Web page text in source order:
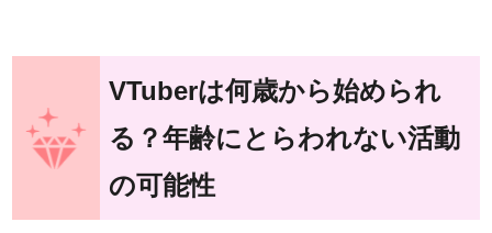
VTuberは何歳から始められ
る？年齢にとらわれない活動
の可能性